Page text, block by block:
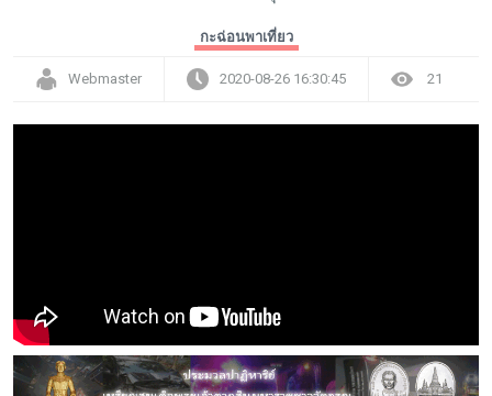
กะฉ่อนช้อปปิ้ง
กะฉ่อนพาเที่ยว
Webmaster 2020-08-26 16:30:45 21